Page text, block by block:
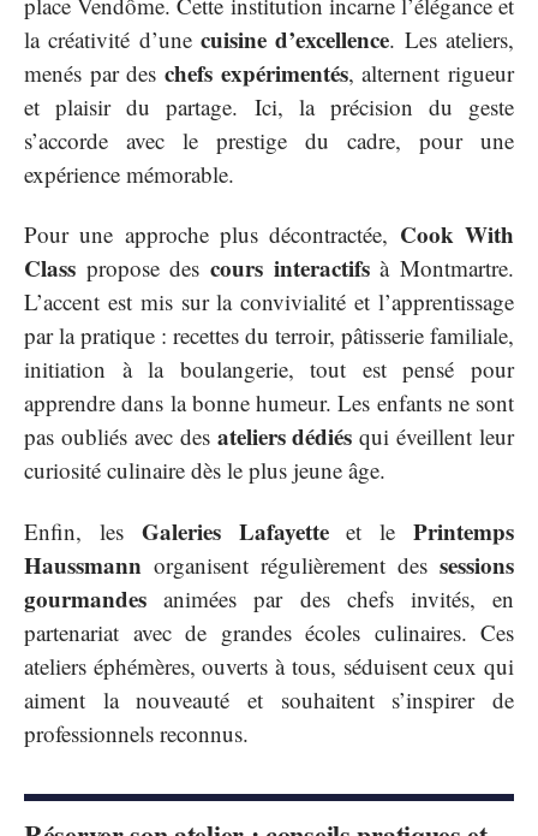
la créativité d’une cuisine d’excellence. Les ateliers,
menés par des chefs expérimentés, alternent rigueur
et plaisir du partage. Ici, la précision du geste
s’accorde avec le prestige du cadre, pour une
expérience mémorable.
Pour une approche plus décontractée, Cook With
Class propose des cours interactifsà Montmartre.
L’accent est mis sur la convivialité et l’apprentissage
par la pratique : recettes du terroir, pâtisserie familiale,
initiation à la boulangerie, tout est pensé pour
apprendre dans la bonne humeur. Les enfants ne sont
pas oubliés avec des ateliers dédiés qui éveillent leur
curiosité culinaire dès le plus jeune âge.
Enfin, les Galeries Lafayetteet lePrintemps
Haussmann organisent régulièrement des sessions
gourmandes animées par des chefs invités, en
partenariat avec de grandes écoles culinaires. Ces
ateliers éphémères, ouverts à tous, séduisent ceux qui
aiment la nouveauté et souhaitent s’inspirer de
professionnels reconnus.